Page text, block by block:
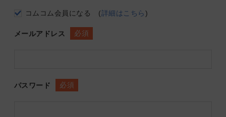
コムコム会員になる (詳細はこちら)
メールアドレス 必須
パスワード 必須